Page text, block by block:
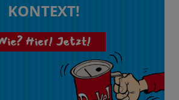
KONTEXT!
Hier! Jetzt!